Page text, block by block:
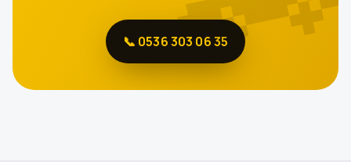
📞 0536 303 06 35